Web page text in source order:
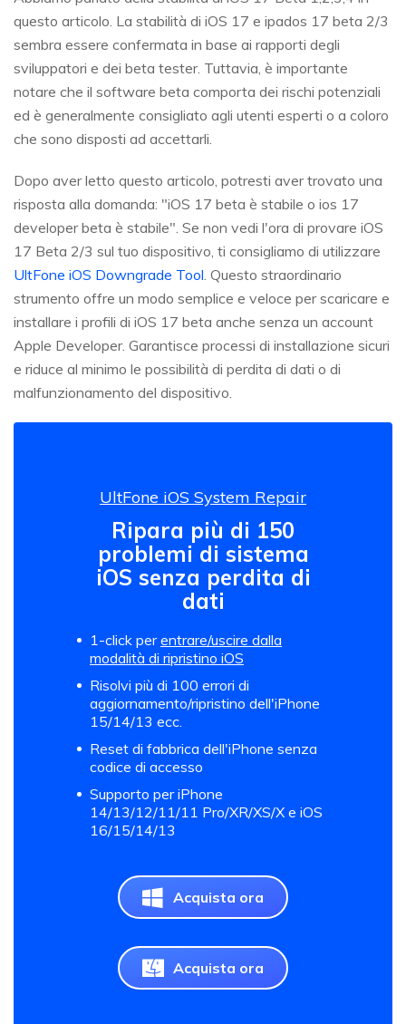
questo articolo. La stabilità di iOS 17 e ipados 17 beta 2/3
sembra essere confermata in base ai rapporti degli
sviluppatori e dei beta tester. Tuttavia, è importante
notare che il software beta comporta dei rischi potenziali
ed è generalmente consigliato agli utenti esperti o a coloro
che sono disposti ad accettarli.
Dopo aver letto questo articolo, potresti aver trovato una
risposta alla domanda: "iOS 17 beta è stabile o ios 17
developer beta è stabile". Se non vedi l'ora di provare iOS
17 Beta 2/3 sul tuo dispositivo, ti consigliamo di utilizzare
UltFone iOS Downgrade Tool . Questo straordinario
strumento offre un modo semplice e veloce per scaricare e
installare i profili di iOS 17 beta anche senza un account
Apple Developer. Garantisce processi di installazione sicuri
e riduce al minimo le possibilità di perdita di dati o di
malfunzionamento del dispositivo.
UltFone iOS System Repair
Ripara più di 150
problemi di sistema
iOS senza perdita di
dati
1-click perentrare/uscire dalla
modalità di ripristino iOS
Risolvi più di 100 errori di
aggiornamento/ripristino dell'iPhone
15/14/13 ecc.
Reset di fabbrica dell'iPhone senza
codice di accesso
Supporto per iPhone
14/13/12/11/11 Pro/XR/XS/X e iOS
16/15/14/13
Acquista ora
Acquista ora